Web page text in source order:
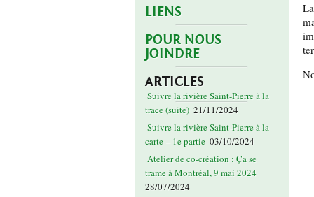
LIENS
POUR NOUS
JOINDRE
ARTICLES
Suivre la rivière Saint-Pierre à la
trace (suite) 21/11/2024
Suivre la rivière Saint-Pierre à la
carte – 1e partie 03/10/2024
Atelier de co-création : Ça se
trame à Montréal, 9 mai 2024
28/07/2024